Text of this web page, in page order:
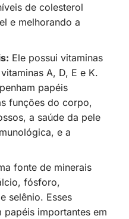
de colesterol
e melhorando a
Ele possui vitaminas
A, D, E e K.
papéis
funções do corpo,
a saúde da pele
e a
fonte de minerais
fósforo,
selênio. Esses
papéis importantes em